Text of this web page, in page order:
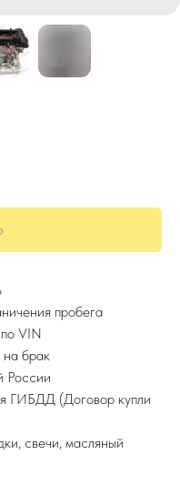
пробега
VIN
на брак
России
ГИБДД (Договор купли
свечи, масляный